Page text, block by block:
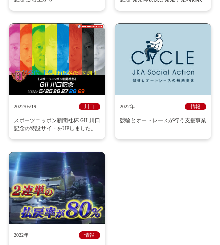
2022/05/19 川口
スポーツニッポン新聞社杯 GII 川口
記念の特設サイトをUPしました。
2022年 情報
競輪とオートレースが行う支援事業
2022年 情報